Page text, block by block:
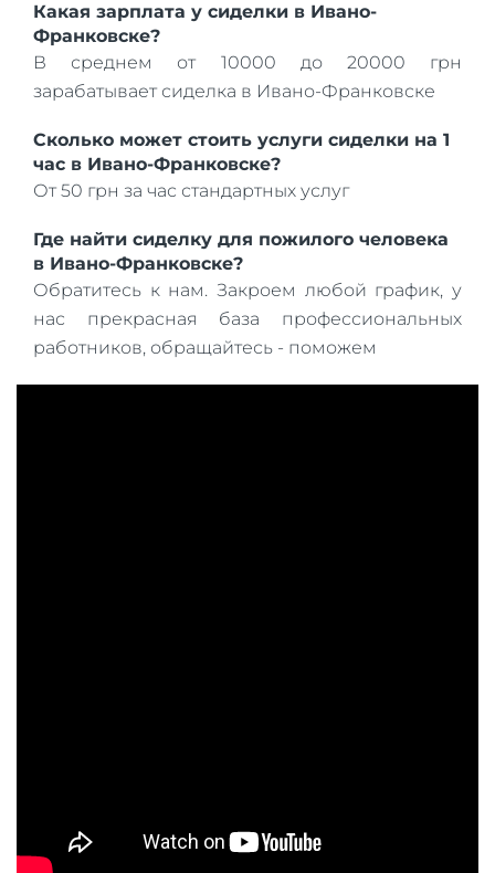
Какая зарплата у сиделки в Ивано-
Франковске?
В среднем от 10000 до 20000 грн
зарабатывает сиделка в Ивано-Франковске
Сколько может стоить услуги сиделки на 1
час в Ивано-Франковске?
От 50 грн за час стандартных услуг
Где найти сиделку для пожилого человека
в Ивано-Франковске?
Обратитесь к нам. Закроем любой график, у
нас прекрасная база профессиональных
работников, обращайтесь - поможем